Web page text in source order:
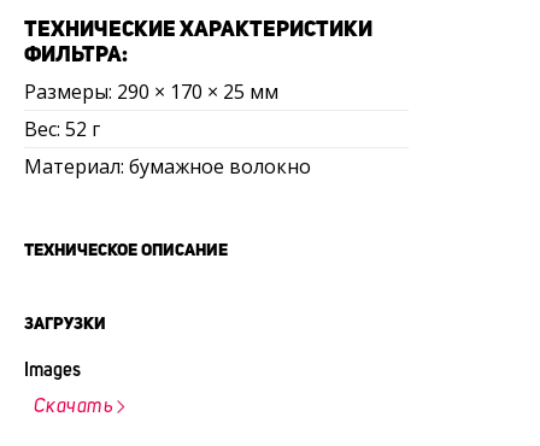
ТЕХНИЧЕСКИЕ ХАРАКТЕРИСТИКИ
ФИЛЬТРА:
Размеры: 290 × 170 × 25 мм
Вес: 52 г
Материал: бумажное волокно
ТЕХНИЧЕСКОЕ ОПИСАНИЕ
ЗАГРУЗКИ
Images
Скачать